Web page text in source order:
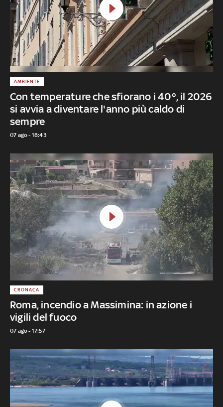
Con temperature che sfiorano i 40°, il 2026
si avvia a diventare l'anno più caldo di
sempre
AMBIENTE
07 ago - 18:43
Roma, incendio a Massimina: in azione i
vigili del fuoco
CRONACA
07 ago - 17:57